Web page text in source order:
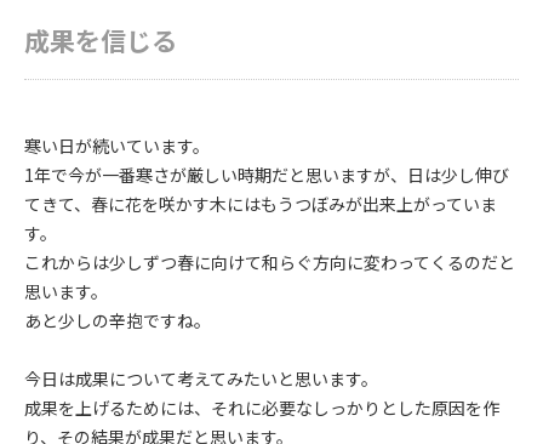
成果を信じる
寒い日が続いています。
1年で今が一番寒さが厳しい時期だと思いますが、日は少し伸び
てきて、春に花を咲かす木にはもうつぼみが出来上がっていま
す。
これからは少しずつ春に向けて和らぐ方向に変わってくるのだと
思います。
あと少しの辛抱ですね。
今日は成果について考えてみたいと思います。
成果を上げるためには、それに必要なしっかりとした原因を作
り、その結果が成果だと思います。